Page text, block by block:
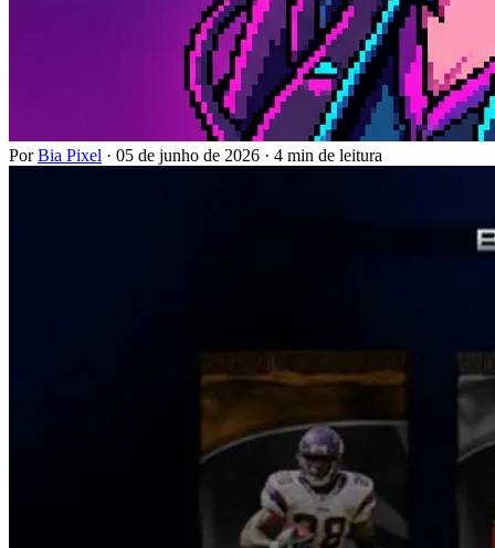
PorBia Pixel · 05 de junho de 2026 · 4 min de leitura